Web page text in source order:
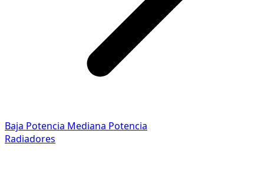
Baja Potencia Mediana Potencia
Radiadores